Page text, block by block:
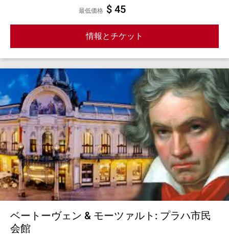
最低価格 $ 45
情報とチケット
ベートーヴェン & モーツァルト: プラハ市民
会館